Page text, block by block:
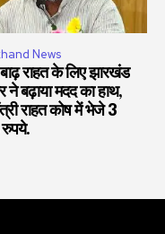
News
राहत के लिए झारखंड
ने बढ़ाया मदद का हाथ,
राहत कोष में भेजे 3